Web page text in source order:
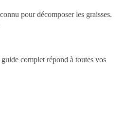
pour décomposer les graisses.
complet répond à toutes vos